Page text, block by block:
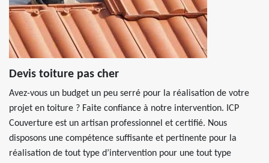
Devis toiture pas cher
Avez-vous un budget un peu serré pour la réalisation de votre
projet en toiture ? Faite confiance à notre intervention. ICP
Couverture est un artisan professionnel et certifié. Nous
disposons une compétence suffisante et pertinente pour la
réalisation de tout type d’intervention pour une tout type